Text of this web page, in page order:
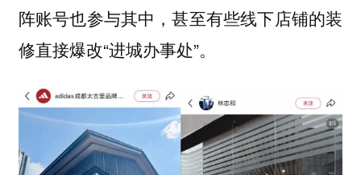
阵账号也参与其中，甚至有些线下店铺的装
修直接爆改“进城办事处”。